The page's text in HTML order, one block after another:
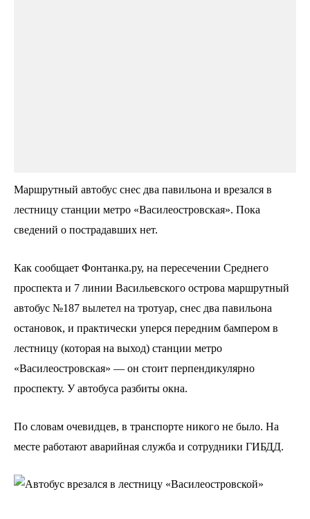
Маршрутный автобус снес два павильона и врезался в
лестницу станции метро «Василеостровская». Пока
сведений о пострадавших нет.
Как сообщает Фонтанка.ру, на пересечении Среднего
проспекта и 7 линии Васильевского острова маршрутный
автобус №187 вылетел на тротуар, снес два павильона
остановок, и практически уперся передним бампером в
лестницу (которая на выход) станции метро
«Василеостровская» — он стоит перпендикулярно
проспекту. У автобуса разбиты окна.
По словам очевидцев, в транспорте никого не было. На
месте работают аварийная служба и сотрудники ГИБДД.